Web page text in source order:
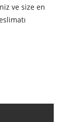
ve size en